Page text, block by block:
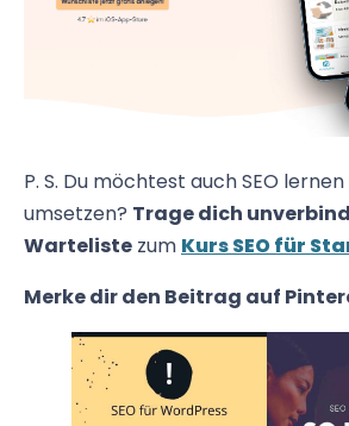
P. S. Du möchtest auch SEO
umsetzen? Trage dich
Warteliste zum Kurs SEO für
Merke dir den Beitrag auf